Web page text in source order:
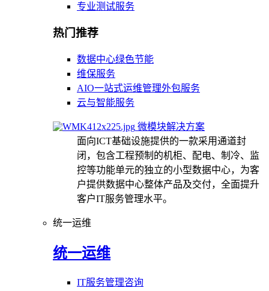
专业测试服务
热门推荐
数据中心绿色节能
维保服务
AIO一站式运维管理外包服务
云与智能服务
微模块解决方案
面向ICT基础设施提供的一款采用通道封
闭，包含工程预制的机柜、配电、制冷、监
控等功能单元的独立的小型数据中心，为客
户提供数据中心整体产品及交付，全面提升
客户IT服务管理水平。
统一运维
统一运维
IT服务管理咨询